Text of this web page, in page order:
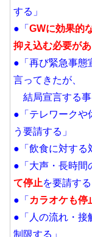
する」
●「 GWに効果的
抑え込む必要が
●「再び緊急事態
言ってきたが、
結局宣言する事
●「テレワークや
う要請する」
●「飲食に対する
●「大声・長時間
て停止を要請する
●「 カラオケも停
●「人の流れ・接
制限する」